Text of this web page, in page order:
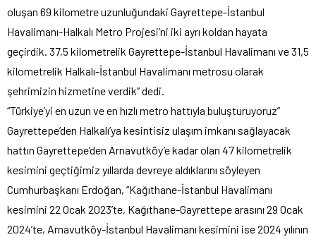
oluşan 69 kilometre uzunluğundaki Gayrettepe-İstanbul
Havalimanı-Halkalı Metro Projesi’ni iki ayrı koldan hayata
geçirdik. 37,5 kilometrelik Gayrettepe-İstanbul Havalimanı ve 31,5
kilometrelik Halkalı-İstanbul Havalimanı metrosu olarak
şehrimizin hizmetine verdik” dedi.
“Türkiye’yi en uzun ve en hızlı metro hattıyla buluşturuyoruz”
Gayrettepe’den Halkalı’ya kesintisiz ulaşım imkanı sağlayacak
hattın Gayrettepe’den Arnavutköy’e kadar olan 47 kilometrelik
kesimini geçtiğimiz yıllarda devreye aldıklarını söyleyen
Cumhurbaşkanı Erdoğan, “Kağıthane-İstanbul Havalimanı
kesimini 22 Ocak 2023’te, Kağıthane-Gayrettepe arasını 29 Ocak
2024’te, Arnavutköy-İstanbul Havalimanı kesimini ise 2024 yılının